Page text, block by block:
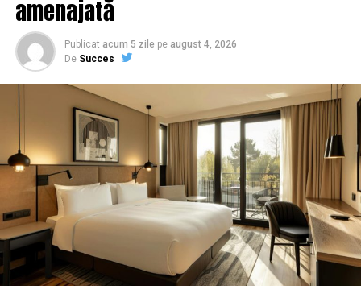
amenajată
Publicat acum 5 zile pe august 4, 2026
De Succes